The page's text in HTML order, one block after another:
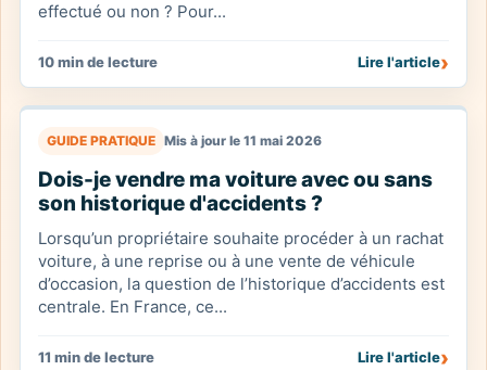
effectué ou non ? Pour...
10 min de lecture Lire l'article›
GUIDE PRATIQUE Mis à jour le 11 mai 2026
Dois-je vendre ma voiture avec ou sans
son historique d'accidents ?
Lorsqu’un propriétaire souhaite procéder à un rachat
voiture, à une reprise ou à une vente de véhicule
d’occasion, la question de l’historique d’accidents est
centrale. En France, ce...
11 min de lecture Lire l'article›